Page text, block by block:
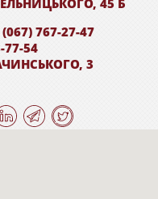
45 Б
(067) 767-27-47
77-54
3